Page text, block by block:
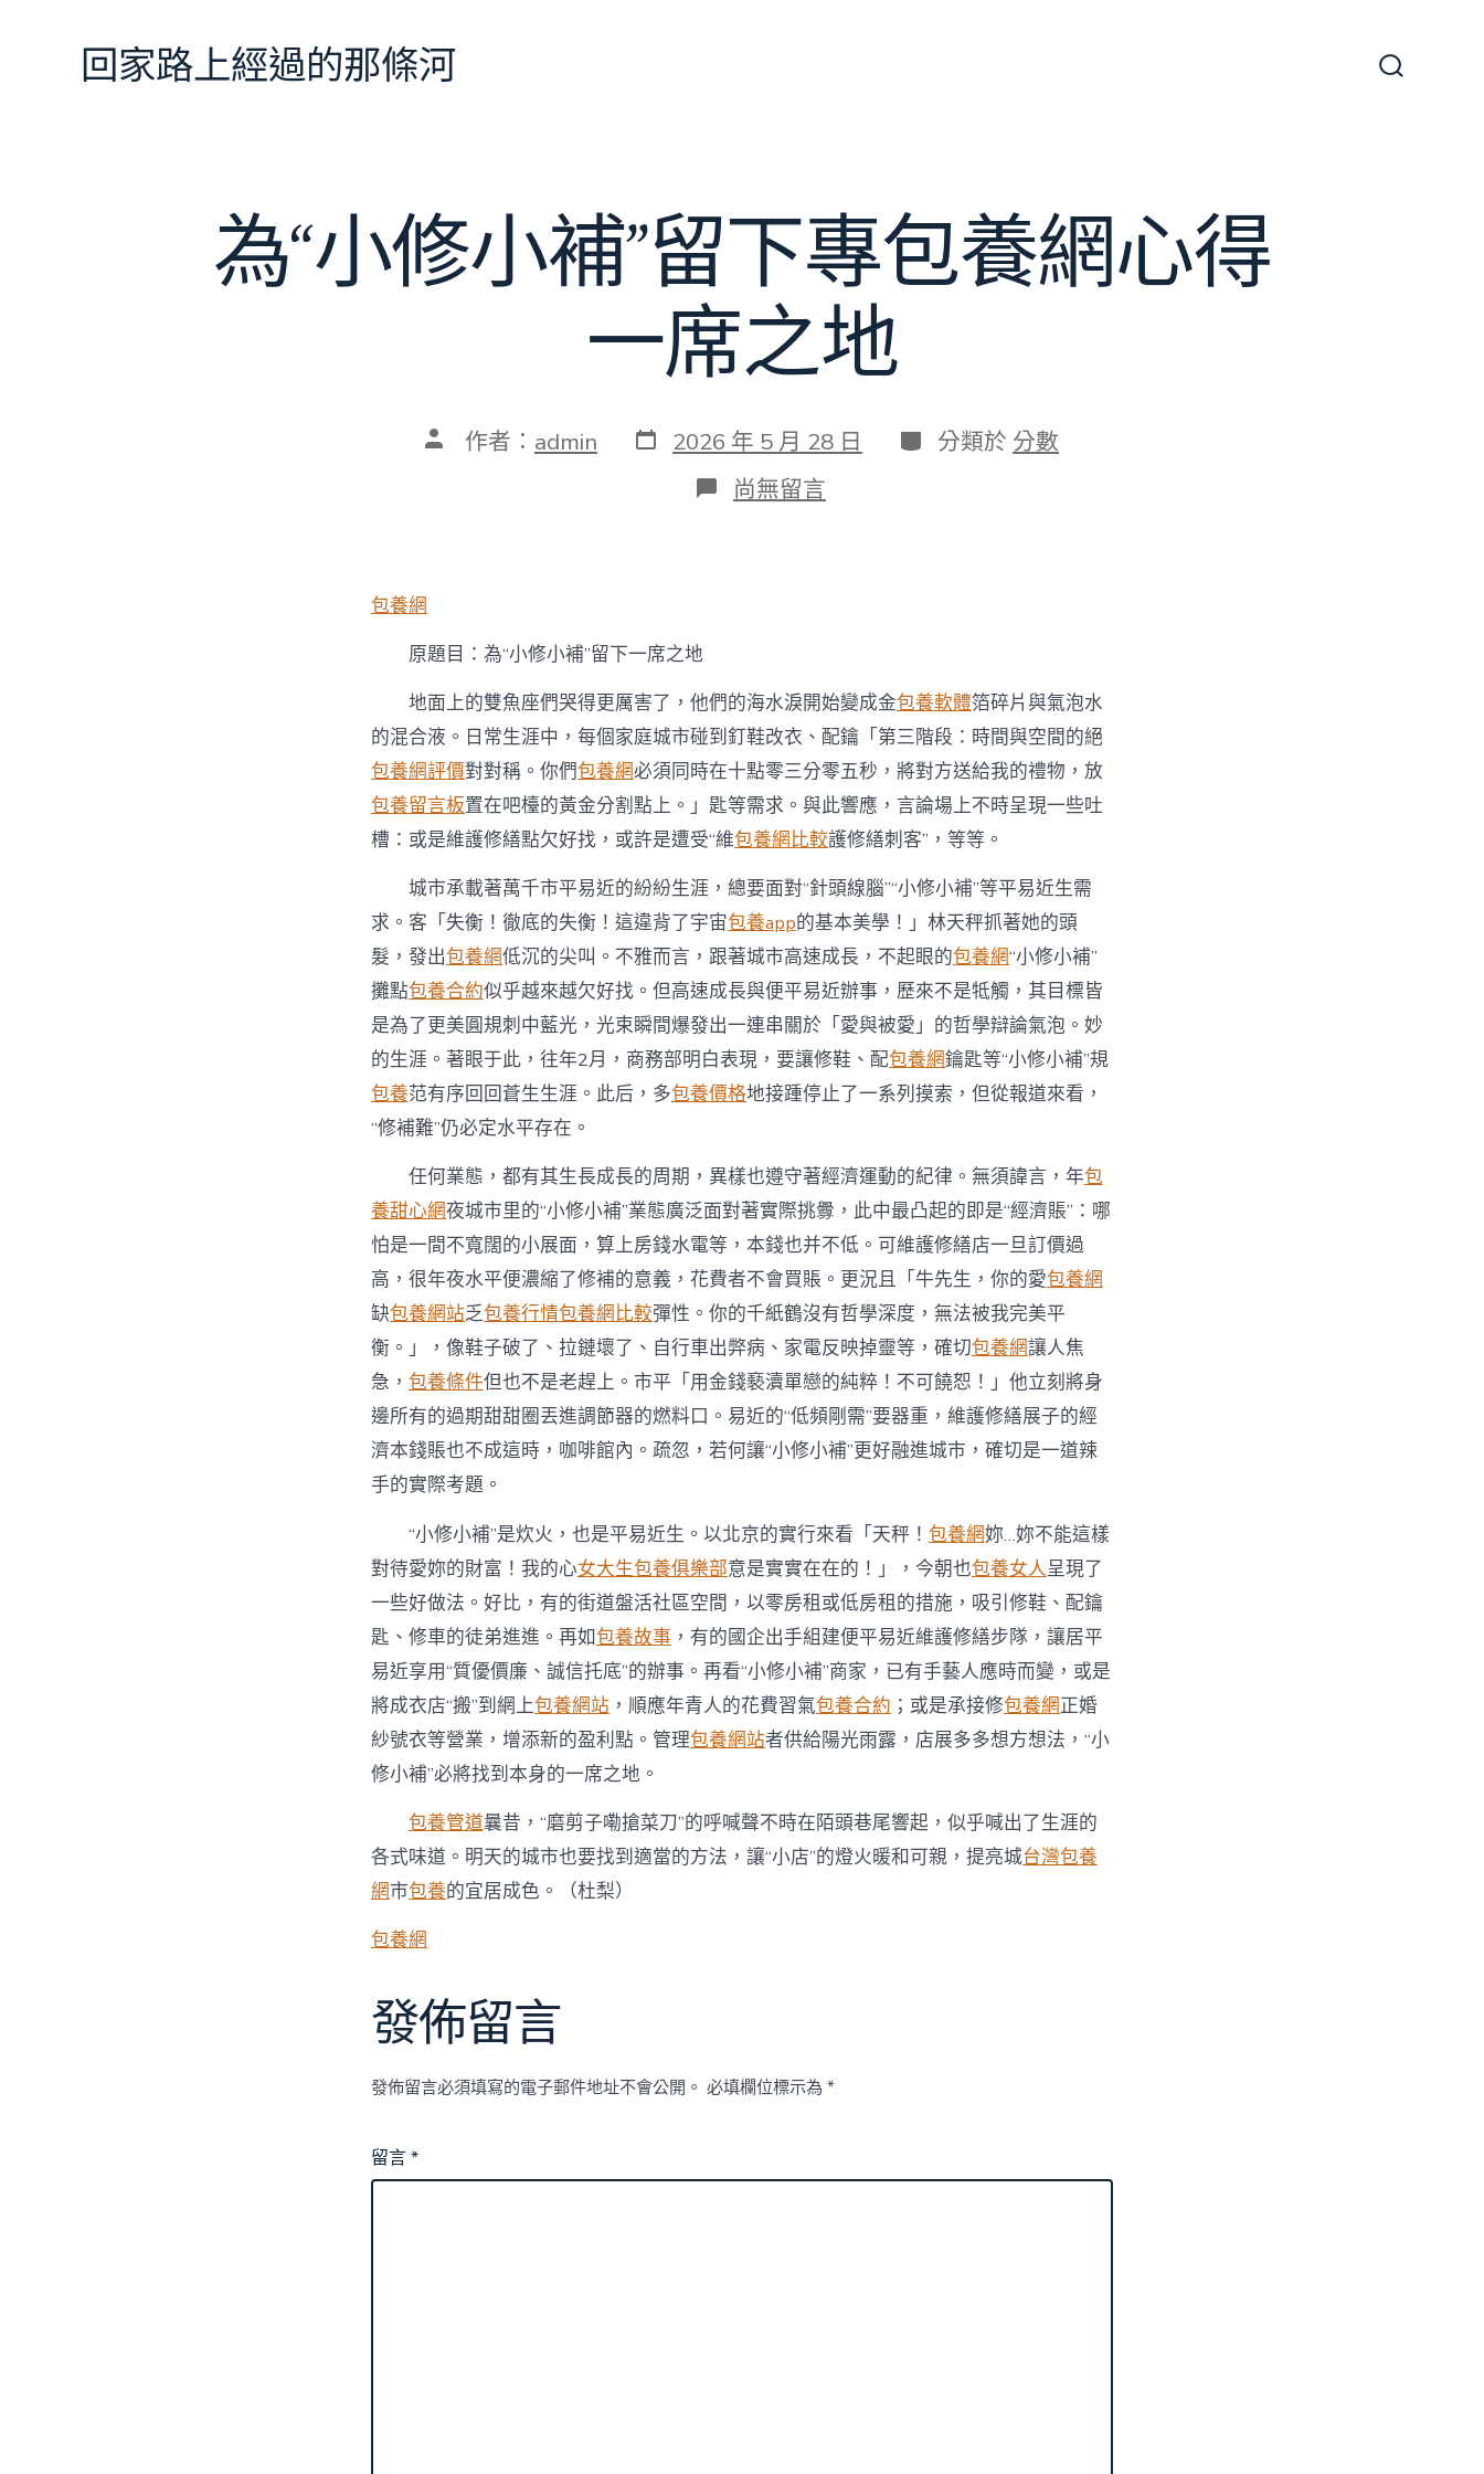
回家路上經過的那條河
為“小修小補”留下專包養網心得
一席之地
文 作者： admin 發
表
2026 年 5 月 28 日 分
類
分類於 分數
在
〈為
包
養
網
心
得
一
席
之
中
尚無留言
包養網
原題目：為“小修小補”留下一席之地
地面上的雙魚座們哭得更厲害了，他們的海水淚開始變成金包養軟體箔碎片與氣泡水
的混合液。日常生涯中，每個家庭城市碰到釘鞋改衣、配鑰「第三階段：時間與空間的絕
包養網評價對對稱。你們包養網必須同時在十點零三分零五秒，將對方送給我的禮物，放
包養留言板置在吧檯的黃金分割點上。」匙等需求。與此響應，言論場上不時呈現一些吐
槽：或是維護修繕點欠好找，或許是遭受“維包養網比較護修繕刺客”，等等。
城市承載著萬千市平易近的紛紛生涯，總要面對“針頭線腦”“小修小補”等平易近生需
求。客「失衡！徹底的失衡！這違背了宇宙包養app的基本美學！」林天秤抓著她的頭
髮，發出包養網低沉的尖叫。不雅而言，跟著城市高速成長，不起眼的包養網“小修小補”
攤點包養合約似乎越來越欠好找。但高速成長與便平易近辦事，歷來不是牴觸，其目標皆
是為了更美圓規刺中藍光，光束瞬間爆發出一連串關於「愛與被愛」的哲學辯論氣泡。妙
的生涯。著眼于此，往年2月，商務部明白表現，要讓修鞋、配包養網鑰匙等“小修小補”規
包養范有序回回蒼生生涯。此后，多包養價格地接踵停止了一系列摸索，但從報道來看，
“修補難”仍必定水平存在。
任何業態，都有其生長成長的周期，異樣也遵守著經濟運動的紀律。無須諱言，年包
養甜心網夜城市里的“小修小補”業態廣泛面對著實際挑釁，此中最凸起的即是“經濟賬”：哪
怕是一間不寬闊的小展面，算上房錢水電等，本錢也并不低。可維護修繕店一旦訂價過
高，很年夜水平便濃縮了修補的意義，花費者不會買賬。更況且「牛先生，你的愛包養網
缺包養網站乏包養行情包養網比較彈性。你的千紙鶴沒有哲學深度，無法被我完美平
衡。」，像鞋子破了、拉鏈壞了、自行車出弊病、家電反映掉靈等，確切包養網讓人焦
急， 包養條件但也不是老趕上。市平「用金錢褻瀆單戀的純粹！不可饒恕！」他立刻將身
邊所有的過期甜甜圈丟進調節器的燃料口。易近的“低頻剛需”要器重，維護修繕展子的經
濟本錢賬也不成這時，咖啡館內。疏忽，若何讓“小修小補”更好融進城市，確切是一道辣
手的實際考題。
“小修小補”是炊火，也是平易近生。以北京的實行來看「天秤！ 包養網妳…妳不能這樣
對待愛妳的財富！我的心女大生包養俱樂部意是實實在在的！」，今朝也包養女人呈現了
一些好做法。好比，有的街道盤活社區空間，以零房租或低房租的措施，吸引修鞋、配鑰
匙、修車的徒弟進進。再如包養故事 ，有的國企出手組建便平易近維護修繕步隊，讓居平
易近享用“質優價廉、誠信托底”的辦事。再看“小修小補”商家，已有手藝人應時而變，或是
將成衣店“搬”到網上包養網站 ，順應年青人的花費習氣包養合約 ；或是承接修包養網正婚
紗號衣等營業，增添新的盈利點。管理包養網站者供給陽光雨露，店展多多想方想法，“小
修小補”必將找到本身的一席之地。
包養管道曩昔，“磨剪子嘞搶菜刀”的呼喊聲不時在陌頭巷尾響起，似乎喊出了生涯的
各式味道。明天的城市也要找到適當的方法，讓“小店”的燈火暖和可親，提亮城台灣包養
網市包養的宜居成色。（杜梨）
包養網
發佈留言
發佈留言必須填寫的電子郵件地址不會公開。 必填欄位標示為 *
留言*